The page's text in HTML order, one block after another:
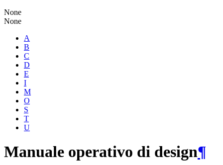
None
None
A
B
C
D
E
I
M
O
S
T
U
Manuale operativo di design¶